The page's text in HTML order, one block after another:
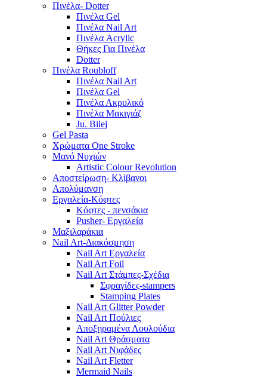
Πινέλα- Dotter
Πινέλα Gel
Πινέλα Nail Art
Πινέλα Acrylic
Θήκες Για Πινέλα
Dotter
Πινέλα Roubloff
Πινέλα Nail Art
Πινέλα Gel
Πινέλα Ακρυλικό
Πινέλα Μακιγιάζ
Ju. Bilej
Gel Pasta
Χρώματα One Stroke
Mανό Nυχιών
Artistic Colour Revolution
Αποστείρωση- Κλίβανοι
Απολύμανση
Εργαλεία-Κόφτες
Κόφτες - πενσάκια
Pusher- Εργαλεία
Μαξιλαράκια
Nail Art-Διακόσμηση
Nail Art Εργαλεία
Nail Art Foil
Nail Art Στάμπες-Σχέδια
Σφραγίδες-stampers
Stamping Plates
Nail Art Glitter Powder
Nail Art Πούλιες
Αποξηραμένα Λουλούδια
Nail Art Θράσματα
Nail Art Νιφάδες
Nail Art Fletter
Mermaid Nails